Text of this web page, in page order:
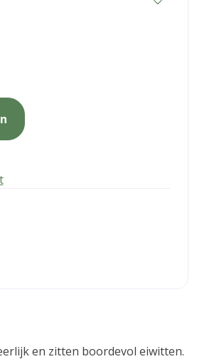
en zitten boordevol eiwitten.